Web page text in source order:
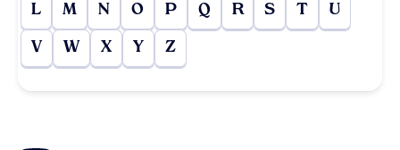
L M N O P Q R S T U
V W X Y Z